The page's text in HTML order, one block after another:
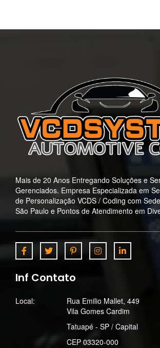
Mais de 20 Anos Entregando Soluções e
Gerenciados. Empresa Especializada em
de Personalização VCDS / Coding com
São Paulo e Pontos de Atendimento em
Inf Contato
Local:
Rua Emilio Mallet, 449
Vila Gomes Cardim
Tatuapé - SP / Capital
CEP 03320-000